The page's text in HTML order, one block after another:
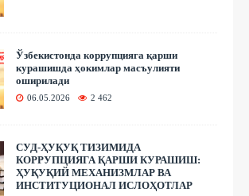
Ўзбекистонда коррупцияга қарши
курашишда ҳокимлар масъулияти
оширилади
06.05.2026 2 462
СУД-ҲУҚУҚ ТИЗИМИДА
КОРРУПЦИЯГА ҚАРШИ КУРАШИШ:
ҲУҚУҚИЙ МЕХАНИЗМЛАР ВА
ИНСТИТУЦИОНАЛ ИСЛОҲОТЛАР